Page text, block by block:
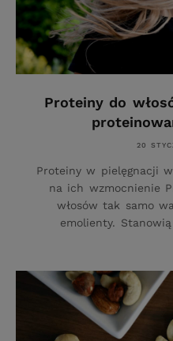
Proteiny do
20
Proteiny w pielęgnacji
na ich wzmocnienie
włosów tak samo
emolienty.